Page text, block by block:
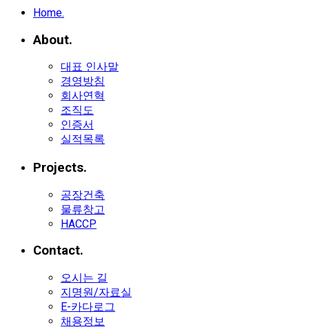
Home.
About.
대표 인사말
경영방침
회사연혁
조직도
인증서
실적목록
Projects.
공장건축
물류창고
HACCP
Contact.
오시는 길
지명원/자료실
E-카다로그
채용정보